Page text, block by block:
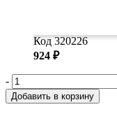
Код 320226
924 ₽
-
Добавить в корзину